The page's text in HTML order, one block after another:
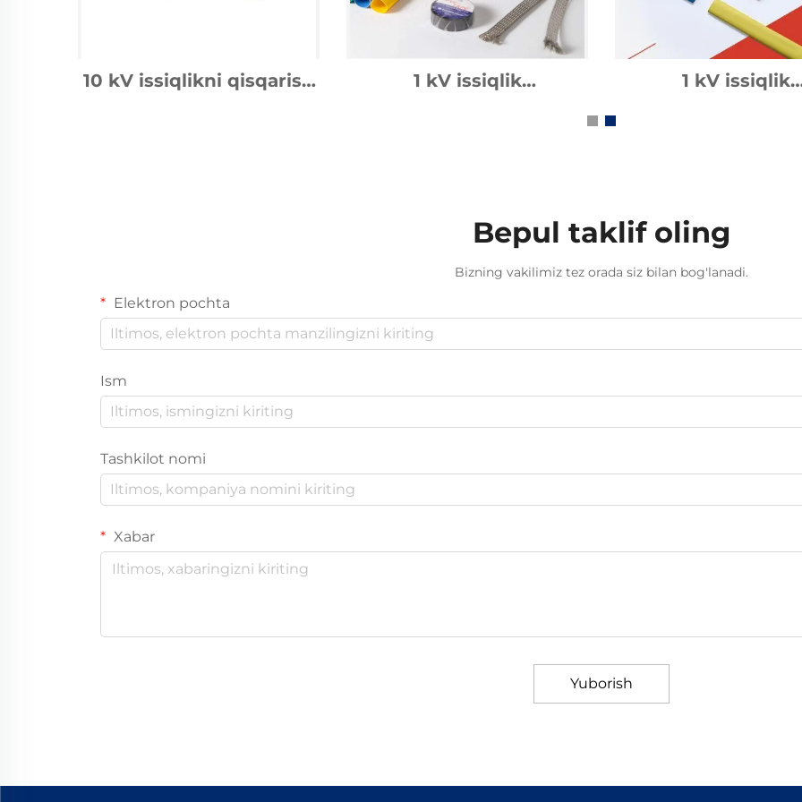
10 kV issiqlikni qisqarish
1 kV issiqlik
1 kV issiqlik
Bepul taklif oling
Bizning vakilimiz tez orada siz bilan bog'lanadi.
Elektron pochta
Ism
Tashkilot nomi
Xabar
Yuborish